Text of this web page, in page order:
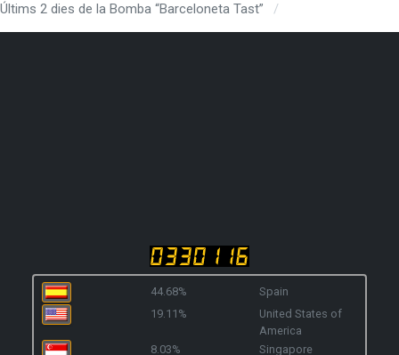
Últims 2 dies de la Bomba “Barceloneta Tast”
44.68%
Spain
19.11%
United States of
America
8.03%
Singapore